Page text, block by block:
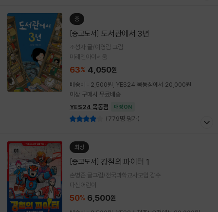
중
[중고도서] 도서관에서 3년
조성자 글/이영림 그림
미래엔아이세움
63% 4,050원
배송비 : 2,500원, YES24 목동점에서 20,000원
이상 구매시 무료배송
YES24 목동점
매장ON
(779명 평가)
최상
[중고도서] 강철의 파이터 1
손병준 글그림/전국과학교사모임 감수
다산어린이
50% 6,500원